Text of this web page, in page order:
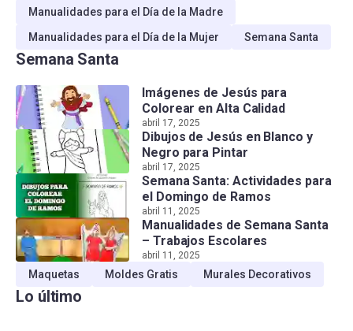
Manualidades para el Día de la Madre
Manualidades para el Día de la Mujer
Semana Santa
Semana Santa
Imágenes de Jesús para
Colorear en Alta Calidad
abril 17, 2025
Dibujos de Jesús en Blanco y
Negro para Pintar
abril 17, 2025
Semana Santa: Actividades para
el Domingo de Ramos
abril 11, 2025
Manualidades de Semana Santa
– Trabajos Escolares
abril 11, 2025
Maquetas Moldes Gratis Murales Decorativos
Lo último